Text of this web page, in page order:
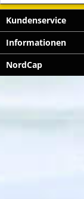
Kundenservice
Informationen
NordCap